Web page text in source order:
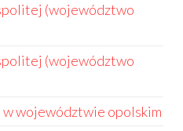
(województwo
(województwo
województwie opolskim